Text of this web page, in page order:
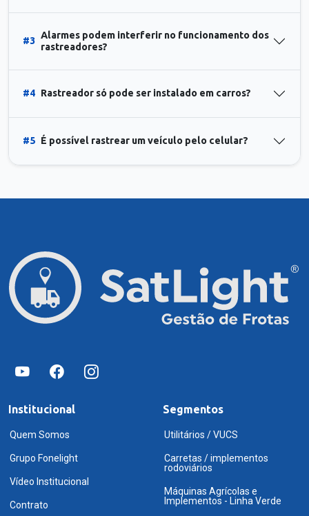
#3
Alarmes podem interferir no funcionamento dos
rastreadores?
#4 Rastreador só pode ser instalado em carros?
#5 É possível rastrear um veículo pelo celular?
Institucional
Quem Somos
Grupo Fonelight
Vídeo Institucional
Contrato
Segmentos
Utilitários / VUCS
Carretas / implementos
rodoviários
Máquinas Agrícolas e
Implementos - Linha Verde